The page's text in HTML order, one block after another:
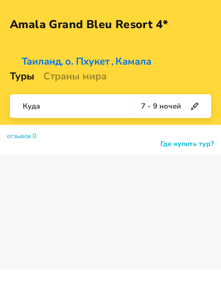
Amala Grand Bleu Resort 4*
Таиланд, о. Пхукет, Камала
Туры
Страны мира
Куда 7 - 9 ночей
Где купить тур?
отзывов 0